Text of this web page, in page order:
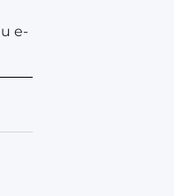
e-